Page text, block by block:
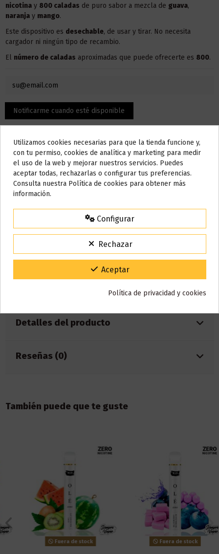
nicotinay 800 caladas de puro sabor a mezcla de guava,
naranjay mango.
Este dispositivo es desechable, de usar y tirar. No necesita
cargador ni ningún tipo de recambio.
El número de caladas aproximadas que puede ofrecerte es 800.
Descripción
Características:
Nicotina: 0mg
Detalles del producto
Reseñas (0)
También puede que te guste
Fuera de stock Fuera de stock
Do not show again.
AVISO IMPORTANTE
Nos tomamos unos días
Todos los pedidos realizados desde el
15% de descuento
Para agradecerte la espera durante estos días.
Código:VACACIONES15
Gracias por tu paciencia y por seguir confiando en nosotros.
Utilizamos cookies necesarias para que la tienda funcione y,
con tu permiso, cookies de analítica y marketing para medir
el uso de la web y mejorar nuestros servicios. Puedes
aceptar todas, rechazarlas o configurar tus preferencias.
Consulta nuestra Política de cookies para obtener más
información.
Configurar
Rechazar
Aceptar
Política de privacidad y cookies